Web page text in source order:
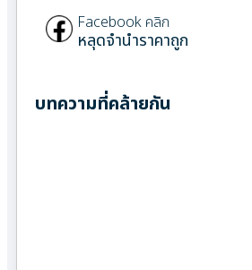
Facebook คลิก
หลุดจำนำราคาถูก
บทความที่คล้ายกัน